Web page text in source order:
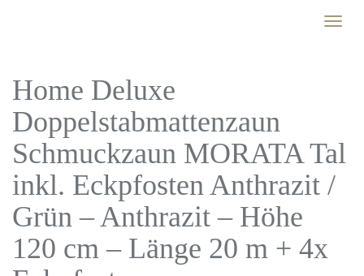
Toggle
Home Deluxe
Doppelstabmattenzaun
Schmuckzaun MORATA Tal
inkl. Eckpfosten Anthrazit /
Grün – Anthrazit – Höhe
120 cm – Länge 20 m + 4x